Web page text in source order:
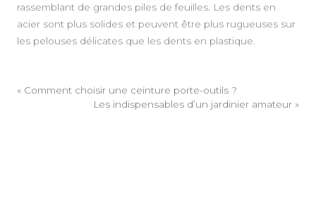
rassemblant de grandes piles de feuilles. Les dents en
acier sont plus solides et peuvent être plus rugueuses sur
les pelouses délicates que les dents en plastique.
« Comment choisir une ceinture porte-outils ?
Les indispensables d’un jardinier amateur »